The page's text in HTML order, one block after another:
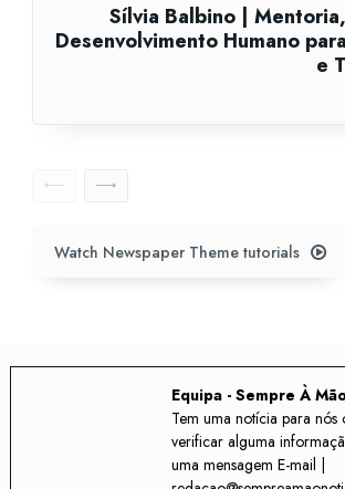
Sílvia Balbino |
Desenvolvimento Humano
e
Watch Newspaper Theme tutorials
Equipa - Sempre À
Tem uma notícia para nós
verificar alguma
uma mensagem E-mail |